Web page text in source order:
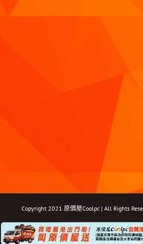
Copyright 2021 原價屋Coolpc | All Rights
FacebookInstagram